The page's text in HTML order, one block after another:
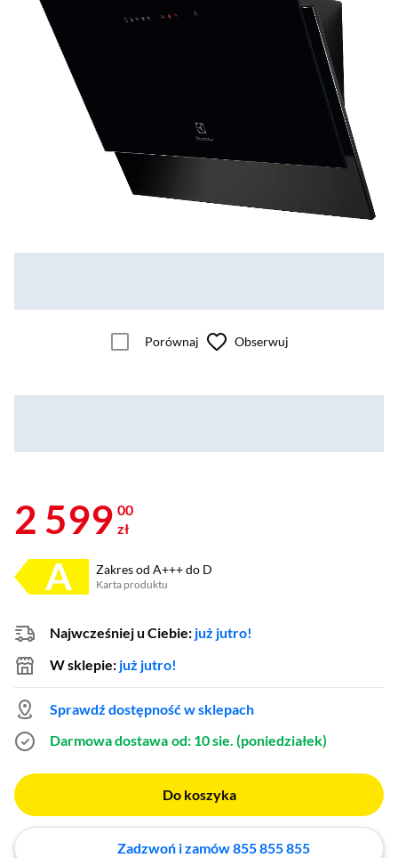
Porównaj Obserwuj
2 599 00
zł
Zakres od A+++ do D
Karta produktu
Plik w formacie pdf
(otworzy się w nowym oknie)
Najwcześniej u Ciebie: już jutro!
W sklepie: już jutro!
Sprawdź dostępność w sklepach
Darmowa dostawa od: 10 sie. (poniedziałek)
Do koszyka
Zadzwoń i zamów 855 855 855